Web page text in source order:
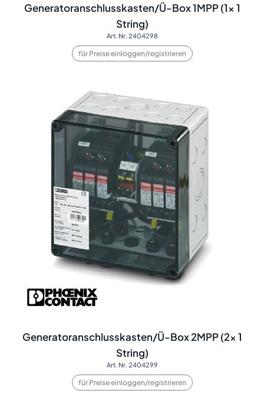
Generatoranschlusskasten/Ü-Box 1MPP (1x 1
String)
Art. Nr. 2404298
für Preise einloggen/registrieren
Generatoranschlusskasten/Ü-Box 2MPP (2x 1
String)
Art. Nr. 2404299
für Preise einloggen/registrieren